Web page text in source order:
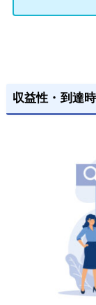
収益性・到達